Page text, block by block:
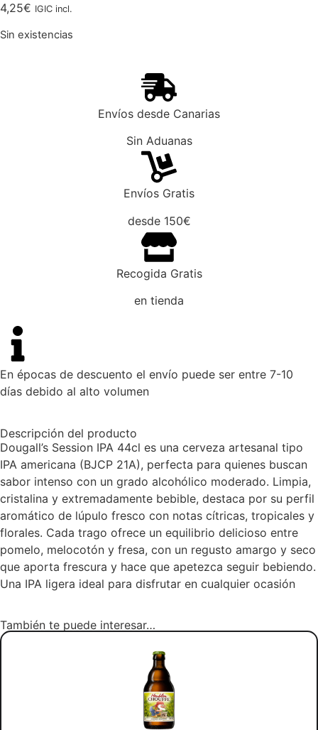
4,25€ IGIC incl.
Sin existencias
Envíos desde Canarias
Sin Aduanas
Envíos Gratis
desde 150€
Recogida Gratis
en tienda
En épocas de descuento el envío puede ser entre 7-10
días debido al alto volumen
Descripción del producto
Dougall’s Session IPA 44cl es una cerveza artesanal tipo
IPA americana (BJCP 21A), perfecta para quienes buscan
sabor intenso con un grado alcohólico moderado. Limpia,
cristalina y extremadamente bebible, destaca por su perfil
aromático de lúpulo fresco con notas cítricas, tropicales y
florales. Cada trago ofrece un equilibrio delicioso entre
pomelo, melocotón y fresa, con un regusto amargo y seco
que aporta frescura y hace que apetezca seguir bebiendo.
Una IPA ligera ideal para disfrutar en cualquier ocasión
También te puede interesar…